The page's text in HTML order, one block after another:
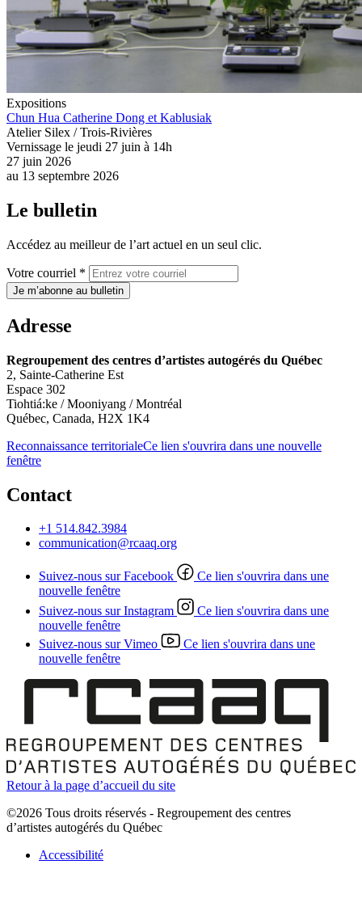
Expositions
Chun Hua Catherine Dong et Kablusiak
Atelier Silex / Trois-Rivières
Vernissage le jeudi 27 juin à 14h
27 juin 2026
au 13 septembre 2026
Le bulletin
Accédez au meilleur de l’art actuel en un seul clic.
Votre courriel *
Je m’abonne au bulletin
Adresse
Regroupement des centres d’artistes autogérés du Québec
2, Sainte-Catherine Est
Espace 302
Tiohtiá:ke / Mooniyang / Montréal
Québec, Canada, H2X 1K4
Reconnaissance territorialeCe lien s'ouvrira dans une nouvelle
fenêtre
Contact
+1 514.842.3984
communication@rcaaq.org
Suivez-nous sur Facebook
Ce lien s'ouvrira dans une
nouvelle fenêtre
Suivez-nous sur Instagram
Ce lien s'ouvrira dans une
nouvelle fenêtre
Suivez-nous sur Vimeo
Ce lien s'ouvrira dans une
nouvelle fenêtre
Retour à la page d’accueil du site
©2026 Tous droits réservés - Regroupement des centres
d’artistes autogérés du Québec
Accessibilité